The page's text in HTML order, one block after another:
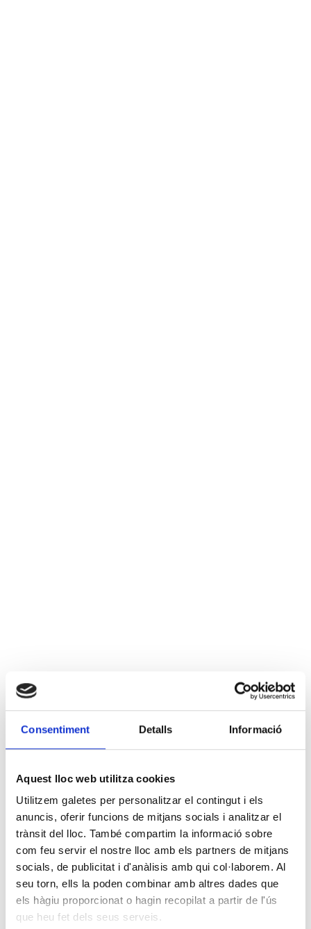
Consentiment Detalls Informació
Aquest lloc web utilitza cookies
Utilitzem galetes per personalitzar el contingut i els
anuncis, oferir funcions de mitjans socials i analitzar el
trànsit del lloc. També compartim la informació sobre
com feu servir el nostre lloc amb els partners de mitjans
socials, de publicitat i d'anàlisis amb qui col·laborem. Al
seu torn, ells la poden combinar amb altres dades que
els hàgiu proporcionat o hagin recopilat a partir de l'ús
que heu fet dels seus serveis.